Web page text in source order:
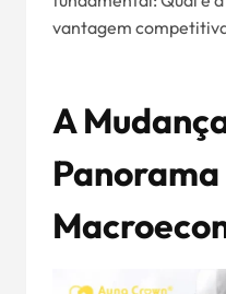
vantagem
A
Panorama